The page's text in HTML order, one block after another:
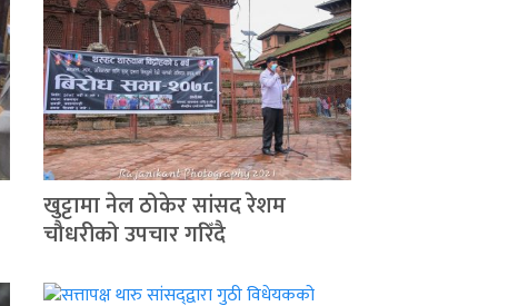
खुट्टामा नेल ठोकेर सांसद रेशम
चौधरीको उपचार गरिँदै